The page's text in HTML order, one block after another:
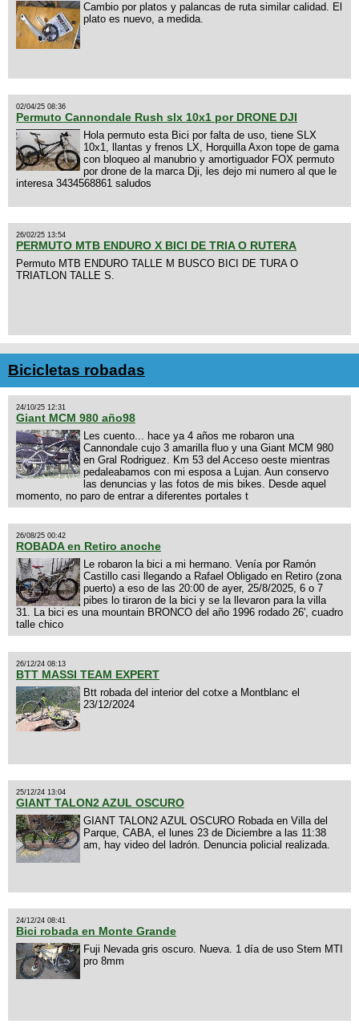
Cambio por platos y palancas de ruta similar calidad. El
plato es nuevo, a medida.
02/04/25 08:36
Permuto Cannondale Rush slx 10x1 por DRONE DJI
Hola permuto esta Bici por falta de uso, tiene SLX
10x1, llantas y frenos LX, Horquilla Axon tope de gama
con bloqueo al manubrio y amortiguador FOX permuto
por drone de la marca Dji, les dejo mi numero al que le
interesa 3434568861 saludos
26/02/25 13:54
PERMUTO MTB ENDURO X BICI DE TRIA O RUTERA
Permuto MTB ENDURO TALLE M BUSCO BICI DE TURA O
TRIATLON TALLE S.
Bicicletas robadas
24/10/25 12:31
Giant MCM 980 año98
Les cuento... hace ya 4 años me robaron una
Cannondale cujo 3 amarilla fluo y una Giant MCM 980
en Gral Rodriguez. Km 53 del Acceso oeste mientras
pedaleabamos con mi esposa a Lujan. Aun conservo
las denuncias y las fotos de mis bikes. Desde aquel
momento, no paro de entrar a diferentes portales t
26/08/25 00:42
ROBADA en Retiro anoche
Le robaron la bici a mi hermano. Venía por Ramón
Castillo casi llegando a Rafael Obligado en Retiro (zona
puerto) a eso de las 20:00 de ayer, 25/8/2025, 6 o 7
pibes lo tiraron de la bici y se la llevaron para la villa
31. La bici es una mountain BRONCO del año 1996 rodado 26', cuadro
talle chico
26/12/24 08:13
BTT MASSI TEAM EXPERT
Btt robada del interior del cotxe a Montblanc el
23/12/2024
25/12/24 13:04
GIANT TALON2 AZUL OSCURO
GIANT TALON2 AZUL OSCURO Robada en Villa del
Parque, CABA, el lunes 23 de Diciembre a las 11:38
am, hay video del ladrón. Denuncia policial realizada.
24/12/24 08:41
Bici robada en Monte Grande
Fuji Nevada gris oscuro. Nueva. 1 día de uso Stem MTI
pro 8mm